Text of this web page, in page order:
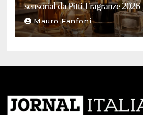
sensorial da Pitti Fragranze 2026
Mauro Fanfoni